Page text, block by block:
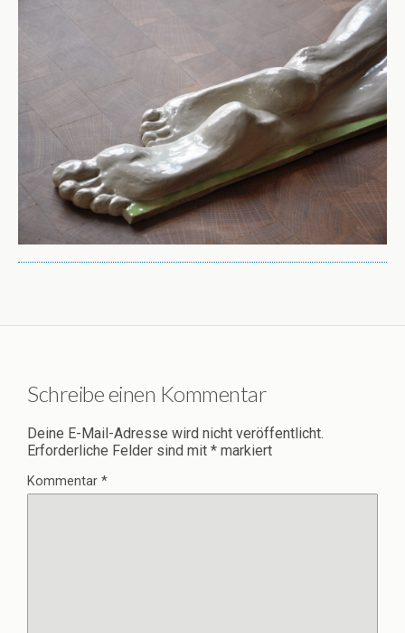
Schreibe einen Kommentar
Deine E-Mail-Adresse wird nicht veröffentlicht.
Erforderliche Felder sind mit * markiert
Kommentar *